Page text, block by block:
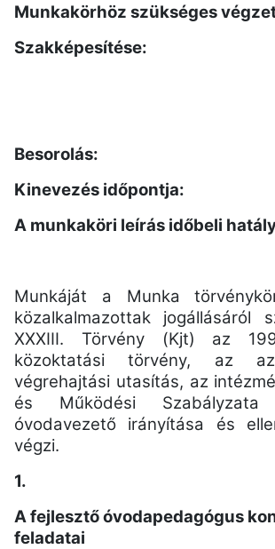
Munkakörhöz szükséges
Szakképesítése:
Besorolás:
Kinevezés időpontja:
A munkaköri leírás időbeli
Munkáját a Munka
közalkalmazottak jogállásáról
XXXIII. Törvény (Kjt) az
közoktatási törvény, az
végrehajtási utasítás, az
és Működési
óvodavezető irányítása és
végzi.
1.
A fejlesztő óvodapedagógus
feladatai